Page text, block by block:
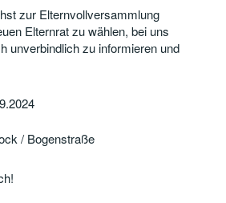
zur Elternvollversammlung
Elternrat zu wählen, bei uns
unverbindlich zu informieren und
/ Bogenstraße